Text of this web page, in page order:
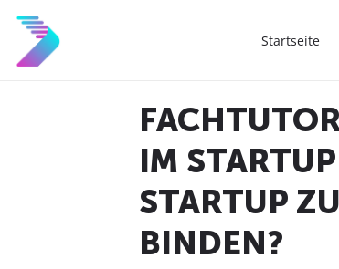
Startseite
IM
STARTUP
BINDEN?